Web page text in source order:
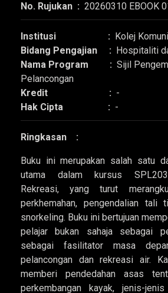
No. Rujukan : 20260310 EBOOK
Institusi : Kolej
Bidang Pengajian : Hospitaliti
Nama Program : Sijil
Pelancongan
Kredit : -
Hak Cipta : -
Ringkasan :
Buku ini merupakan salah satu
utama dalam kursus
Rekreasi, yang turut
perkhemahan, pengendalian tali
snorkeling. Buku ini bertujuan
pelajar bukan sahaja sebagai
sebagai fasilitator masa
pelancongan dan rekreasi air.
memberi pendedahan asas
perkembangan kayak, jenis-